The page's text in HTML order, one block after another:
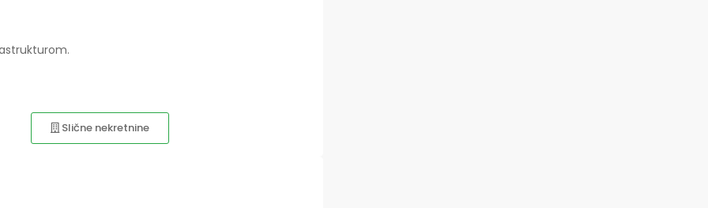
Slične nekretnine